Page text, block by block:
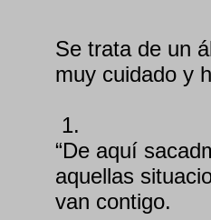
Se trata de un
muy cuidado y
1.
“De aquí
aquellas
van contigo.